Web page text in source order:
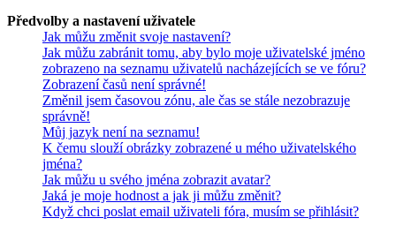
Předvolby a nastavení uživatele
Jak můžu změnit svoje nastavení?
Jak můžu zabránit tomu, aby bylo moje uživatelské jméno
zobrazeno na seznamu uživatelů nacházejících se ve fóru?
Zobrazení časů není správné!
Změnil jsem časovou zónu, ale čas se stále nezobrazuje
správně!
Můj jazyk není na seznamu!
K čemu slouží obrázky zobrazené u mého uživatelského
jména?
Jak můžu u svého jména zobrazit avatar?
Jaká je moje hodnost a jak ji můžu změnit?
Když chci poslat email uživateli fóra, musím se přihlásit?